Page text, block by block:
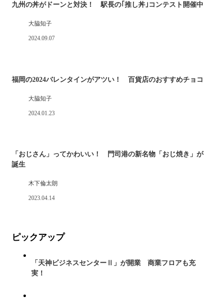
九州の丼がドーンと対決！ 駅長の｢推し丼｣コンテスト開催中
大脇知子
2024.09.07
福岡の2024バレンタインがアツい！ 百貨店のおすすめチョコ
大脇知子
2024.01.23
「おじさん」ってかわいい！ 門司港の新名物「おじ焼き」が
誕生
木下倫太朗
2023.04.14
ピックアップ
「天神ビジネスセンターⅡ」が開業 商業フロアも充
実！